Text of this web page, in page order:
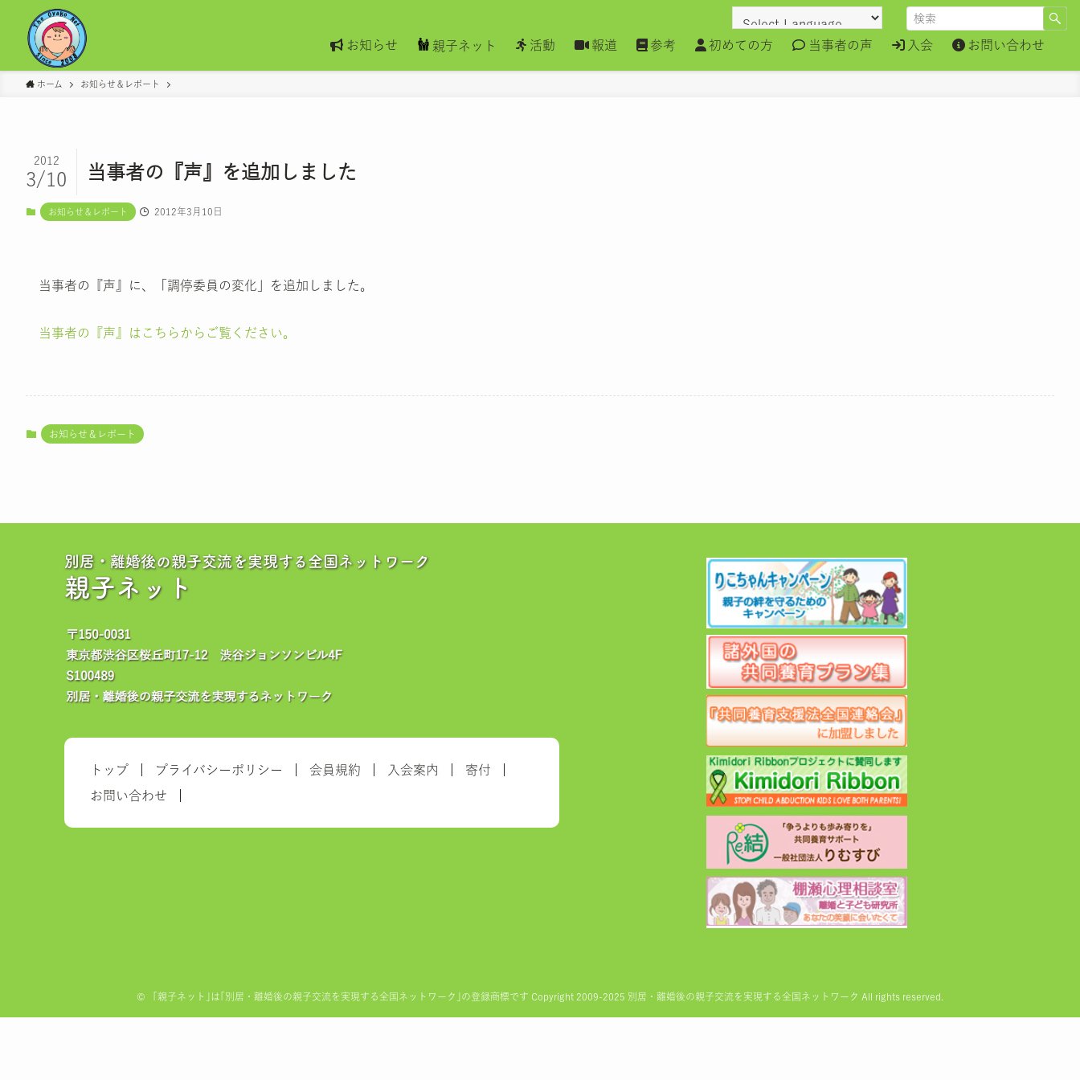
お知らせ 親子ネット 活動 報道 参考 初めての方 当事者の声 入会 お問い合わせ
ホーム お知らせ＆レポート
当事者の『声』を追加しました
2012
3/10
お知らせ＆レポート 2012年3月10日
当事者の『声』に、「調停委員の変化」を追加しました。
当事者の『声』はこちらからご覧ください。
お知らせ＆レポート
別居・離婚後の親子交流を実現する全国ネットワーク
親子ネット
トップ プライバシーポリシー 会員規約 入会案内
寄付
お問い合わせ
© 「親子ネット｣は｢別居・離婚後の親子交流を実現する全国ネットワーク｣の登録商標です Copyright 2009-2025 別居・離婚後の親子交流を実現する全国ネットワーク All rights reserved.